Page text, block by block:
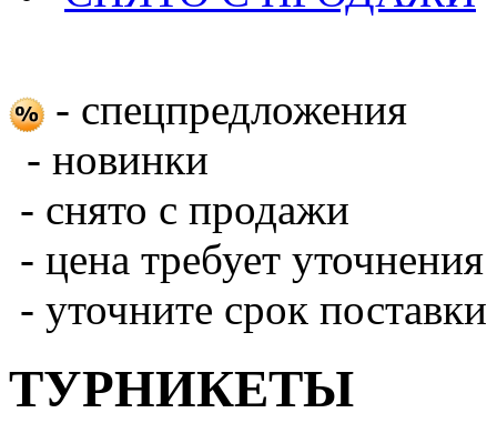
- спецпредложения
- новинки
- снято с продажи
- цена требует уточнения
- уточните срок поставки
ТУРНИКЕТЫ